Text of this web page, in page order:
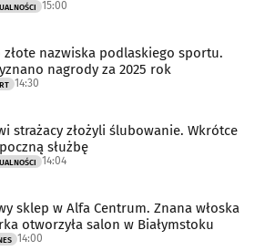
15:00
złote nazwiska podlaskiego sportu.
nagrody za 2025 rok
14:30
strażacy złożyli ślubowanie. Wkrótce
służbę
14:04
sklep w Alfa Centrum. Znana włoska
otworzyła salon w Białymstoku
14:00